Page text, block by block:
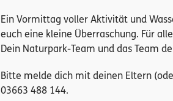
Ein Vormittag voller Aktivität und
euch eine kleine Überraschung. Für
Dein Naturpark-Team und das Team
Bitte melde dich mit deinen Eltern
03663 488 144.